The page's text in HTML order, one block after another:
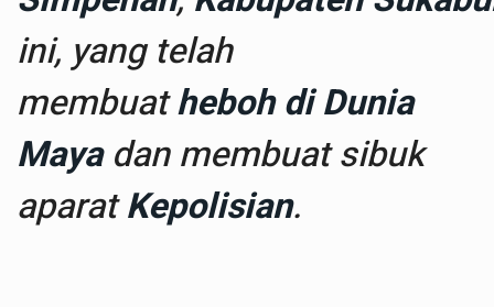
ini, yang telah
membuatheboh di Dunia
Mayadan membuat sibuk
aparatKepolisian.